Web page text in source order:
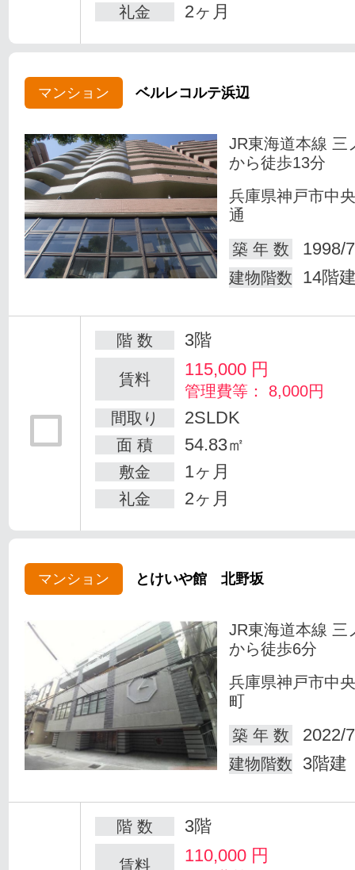
礼金 2ヶ月
マンション ベルレコルテ浜辺
JR東海道本線 三
から徒歩13分
兵庫県神戸市中
通
築 年 数
1998/
建物階数 14階
階 数 3階
賃料 115,000 円
管理費等： 8,000円
間取り
2SLDK
面 積 54.83㎡
敷金 1ヶ月
礼金 2ヶ月
マンション とけいや館 北野坂
JR東海道本線 三
から徒歩6分
兵庫県神戸市中
町
築 年 数
2022/
建物階数 3階建
階 数 3階
賃料 110,000 円